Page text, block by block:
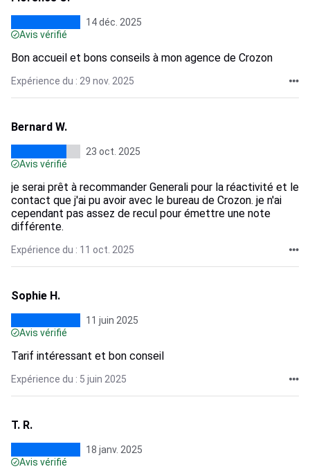
14 déc. 2025
Avis vérifié
Bon accueil et bons conseils à mon agence de Crozon
Expérience du : 29 nov. 2025
Bernard W.
23 oct. 2025
Avis vérifié
je serai prêt à recommander Generali pour la réactivité et le
contact que j'ai pu avoir avec le bureau de Crozon. je n'ai
cependant pas assez de recul pour émettre une note
différente.
Expérience du : 11 oct. 2025
Sophie H.
11 juin 2025
Avis vérifié
Tarif intéressant et bon conseil
Expérience du : 5 juin 2025
T. R.
18 janv. 2025
Avis vérifié